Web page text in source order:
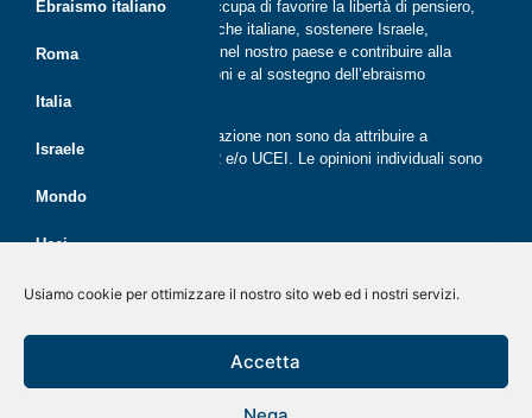
Usiamo cookie per ottimizzare il nostro sito web ed i nostri servizi.
Accetta
Ebraismo italiano
Roma
Italia
Israele
Mondo
Ucei
CER
Giovani
Economia
ebraica di Roma. Riflessi si occupa di favorire la libertà di pensiero,
il dialogo tra le comunità ebraiche italiane, sostenere Israele,
promuovere la cultura ebraica nel nostro paese e contribuire alla
crescita delle nuove generazioni e al sostegno dell’ebraismo
italiano.
Le opinioni espresse dalla redazione non sono da attribuire a
nessuna lista presente in CER e/o UCEI. Le opinioni individuali sono
Rivista on line dal 2020